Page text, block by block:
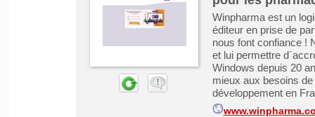
Winpharma est un
éditeur en prise de
nous font confiance !
et lui permettre
Windows depuis 20
mieux aux besoins
développement en